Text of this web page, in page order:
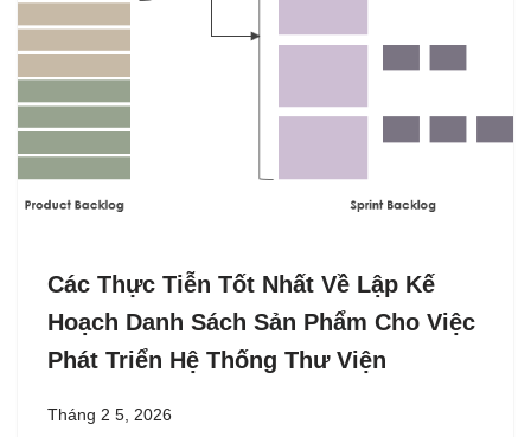
Các Thực Tiễn Tốt Nhất Về Lập Kế
Hoạch Danh Sách Sản Phẩm Cho Việc
Phát Triển Hệ Thống Thư Viện
Tháng 2 5, 2026